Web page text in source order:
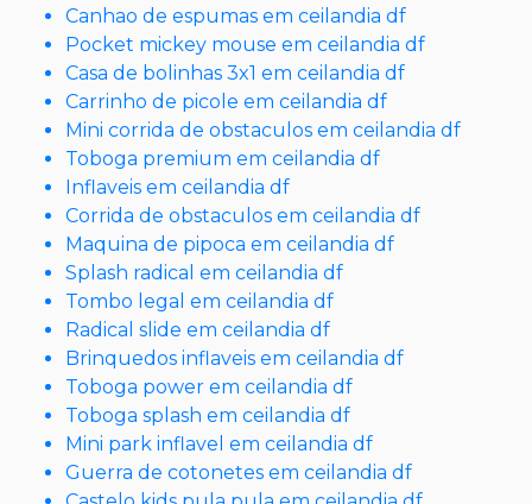
Canhao de espumas em ceilandia df
Pocket mickey mouse em ceilandia df
Casa de bolinhas 3x1 em ceilandia df
Carrinho de picole em ceilandia df
Mini corrida de obstaculos em ceilandia df
Toboga premium em ceilandia df
Inflaveis em ceilandia df
Corrida de obstaculos em ceilandia df
Maquina de pipoca em ceilandia df
Splash radical em ceilandia df
Tombo legal em ceilandia df
Radical slide em ceilandia df
Brinquedos inflaveis em ceilandia df
Toboga power em ceilandia df
Toboga splash em ceilandia df
Mini park inflavel em ceilandia df
Guerra de cotonetes em ceilandia df